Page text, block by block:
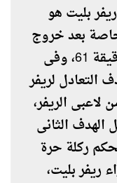
بليت هو
بعد خروج
مهاجم فريق بوكا بينديتو فى الدقيقة 61، وفى
هدف التعادل لريفر
لاعبى الريفر،
الثانى
الحكم ركلة حرة
ريفر بليت،